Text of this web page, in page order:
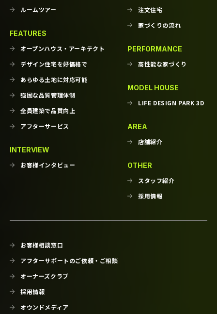
ルームツアー
FEATURES
オープンハウス・ アーキテクト
デザイン住宅を好価格で
あらゆる土地に対応可能
強固な品質管理体制
全員建築で品質向上
アフターサービス
INTERVIEW
お客様インタビュー
注文住宅
家づくりの流れ
PERFORMANCE
高性能な家づくり
MODEL HOUSE
LIFE DESIGN PARK 3D
AREA
店舗紹介
OTHER
スタッフ紹介
採用情報
お客様相談窓口
アフターサポートのご依頼・ご相談
オーナーズクラブ
採用情報
オウンドメディア